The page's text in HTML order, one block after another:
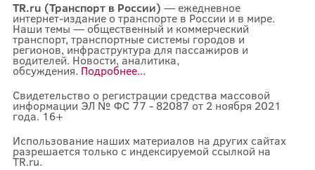
TR.ru (Транспорт в России) — ежедневное
интернет-издание о транспорте в России и в мире.
Наши темы — общественный и коммерческий
транспорт, транспортные системы городов и
регионов, инфраструктура для пассажиров и
водителей. Новости, аналитика,
обсуждения. Подробнее...
Свидетельство о регистрации средства массовой
информации ЭЛ № ФС 77 - 82087 от 2 ноября 2021
года. 16+
Использование наших материалов на других сайтах
разрешается только с индексируемой ссылкой на
TR.ru.